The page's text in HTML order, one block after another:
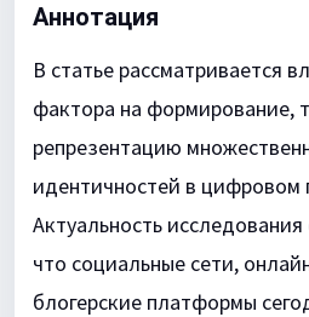
Аннотация
В статье рассматривается
фактора на формирование,
репрезентацию
идентичностей в цифровом
Актуальность
что социальные сети,
блогерские платформы